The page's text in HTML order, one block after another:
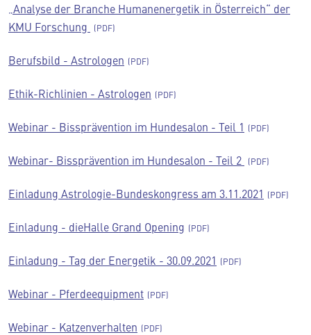
„Analyse der Branche Humanenergetik in Österreich“ der
KMU Forschung
Berufsbild - Astrologen
Ethik-Richlinien - Astrologen
Webinar - Bissprävention im Hundesalon - Teil 1
Webinar- Bissprävention im Hundesalon - Teil 2
Einladung Astrologie-Bundeskongress am 3.11.2021
Einladung - dieHalle Grand Opening
Einladung - Tag der Energetik - 30.09.2021
Webinar - Pferdeequipment
Webinar - Katzenverhalten